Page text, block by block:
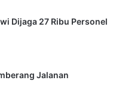
Dijaga 27 Ribu Personel
Jalanan